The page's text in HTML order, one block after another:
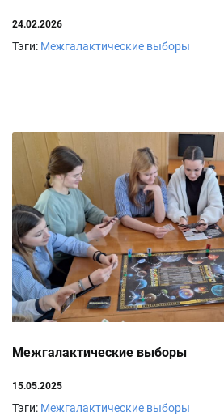
24.02.2026
Тэги: Межгалактические выборы
Межгалактические выборы
15.05.2025
Тэги: Межгалактические выборы